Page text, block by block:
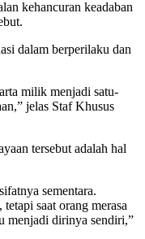
kehancuran keadaban
dalam berperilaku dan
milik menjadi satu-
jelas Staf Khusus
tersebut adalah hal
sementara.
saat orang merasa
menjadi dirinya sendiri,”